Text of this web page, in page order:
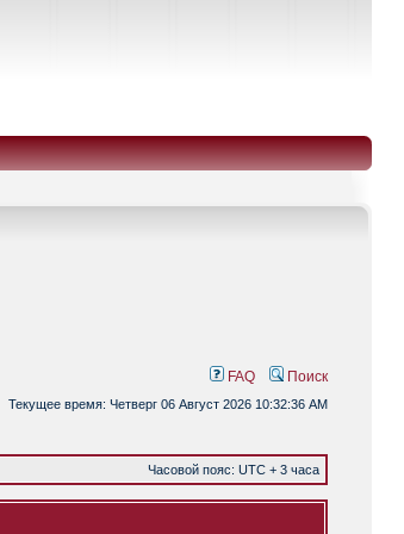
FAQ Поиск
Текущее время: Четверг 06 Август 2026 10:32:36 AM
Часовой пояс: UTC + 3 часа